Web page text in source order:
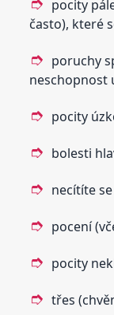
pocity
často), které
poruchy
neschopnost
pocity
bolesti
necítíte
pocení
pocity
třes